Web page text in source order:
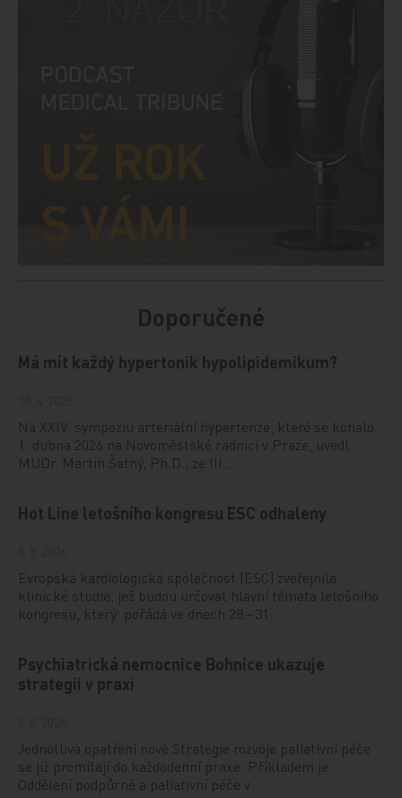
Doporučené
Má mít každý hypertonik hypolipidemikum?
Na XXIV. sympoziu arteriální hypertenze, které se konalo
1. dubna 2026 na Novoměstské radnici v Praze, uvedl
MUDr. Martin Šatný, Ph.D., ze III.…
Hot Line letošního kongresu ESC odhaleny
Evropská kardiologická společnost (ESC) zveřejnila
klinické studie, jež budou určovat hlavní témata letošního
kongresu, který pořádá ve dnech 28.–31…
Psychiatrická nemocnice Bohnice ukazuje
strategii v praxi
Jednotlivá opatření nové Strategie rozvoje paliativní péče
se již promítají do každodenní praxe. Příkladem je
Oddělení podpůrné a paliativní péče v…